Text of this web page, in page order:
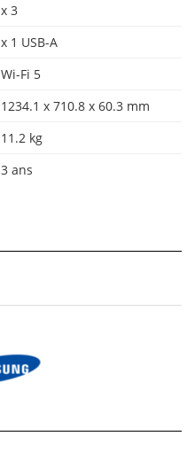
x 3
x 1 USB-A
Wi-Fi 5
1234.1 x 710.8 x 60.3 mm
11.2 kg
3 ans